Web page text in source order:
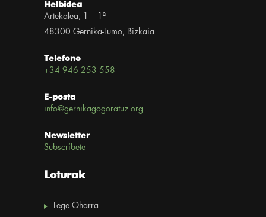
Helbidea
Artekalea, 1 – 1º
48300 Gernika-Lumo, Bizkaia
Telefono
+34 946 253 558
E-posta
info@gernikagogoratuz.org
Newsletter
Subscríbete
Loturak
Lege Oharra